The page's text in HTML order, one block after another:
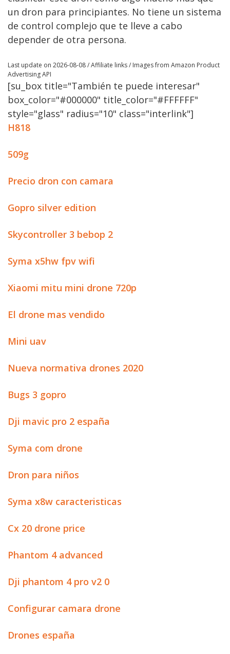
un dron para principiantes. No tiene un sistema
de control complejo que te lleve a cabo
depender de otra persona.
Last update on 2026-08-08 / Affiliate links / Images from Amazon Product
Advertising API
[su_box title="También te puede interesar"
box_color="#000000" title_color="#FFFFFF"
style="glass" radius="10" class="interlink"]
H818
509g
Precio dron con camara
Gopro silver edition
Skycontroller 3 bebop 2
Syma x5hw fpv wifi
Xiaomi mitu mini drone 720p
El drone mas vendido
Mini uav
Nueva normativa drones 2020
Bugs 3 gopro
Dji mavic pro 2 españa
Syma com drone
Dron para niños
Syma x8w caracteristicas
Cx 20 drone price
Phantom 4 advanced
Dji phantom 4 pro v2 0
Configurar camara drone
Drones españa